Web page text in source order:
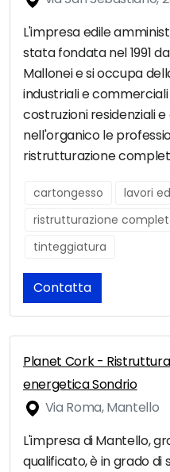
L'impresa edile
stata fondata nel 1991
Mallonei e si occupa
industriali e
costruzioni residenziali
nell'organico le
ristrutturazione
cartongesso lavori
ristrutturazione
tinteggiatura
Contatta
Planet Cork -
energetica Sondrio
Via Roma, Mantello
L'impresa di Mantello,
qualificato, è in grado di